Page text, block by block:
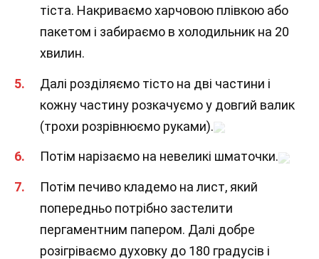
тіста. Накриваємо харчовою плівкою або
пакетом і забираємо в холодильник на 20
хвилин.
Далі розділяємо тісто на дві частини і
кожну частину розкачуємо у довгий валик
(трохи розрівнюємо руками).
Потім нарізаємо на невеликі шматочки.
Потім печиво кладемо на лист, який
попередньо потрібно застелити
пергаментним папером. Далі добре
розігріваємо духовку до 180 градусів і